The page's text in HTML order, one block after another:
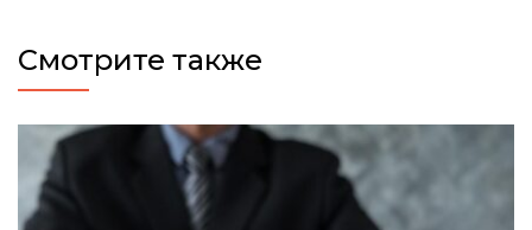
Смотрите также